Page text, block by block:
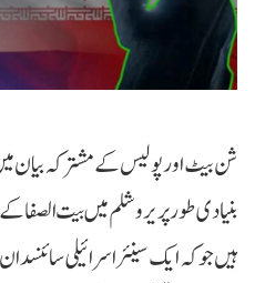
شن بیٹ اور پولیس کے مشترکہ بیان
بنیادی طور پر یروشلم میں بیت الصفا
ہیں جوکہ ایک سینئر اسرائیلی